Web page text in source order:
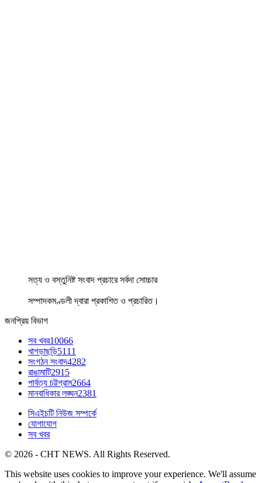
সত্য ও বস্তুনিষ্ট সংবাদ প্রচারে সর্বদা সোচ্চার
সম্পাদকমণ্ডলী দ্বারা প্রকাশিত ও প্রচারিত।
জনপ্রিয় বিভাগ
সব খবর10066
খাগড়াছড়ি5111
সংগঠন সংবাদ4282
রাঙামাটি2915
পার্বত্য চট্টগ্রাম2664
মানবাধিকার লঙ্ঘন2381
সিএইচটি নিউজ সম্পর্কে
যোগাযোগ
সব খবর
© 2026 - CHT NEWS. All Rights Reserved.
This website uses cookies to improve your experience. We'll assume